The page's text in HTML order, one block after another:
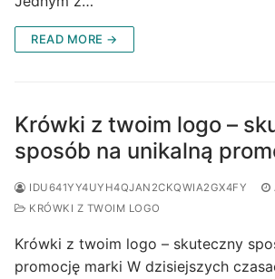
READ MORE →
Krówki z twoim logo –
sposób na unikalną
IDU641YY4UYH4QJAN2CKQWIA2GX4FY
KRÓWKI Z TWOIM LOGO
Krówki z twoim logo – skuteczny
promocję marki W dzisiejszych